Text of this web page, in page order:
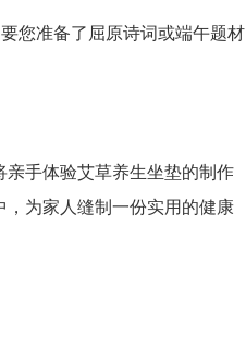
您准备了屈原诗词或端午题材
手体验艾草养生坐垫的制作
为家人缝制一份实用的健康